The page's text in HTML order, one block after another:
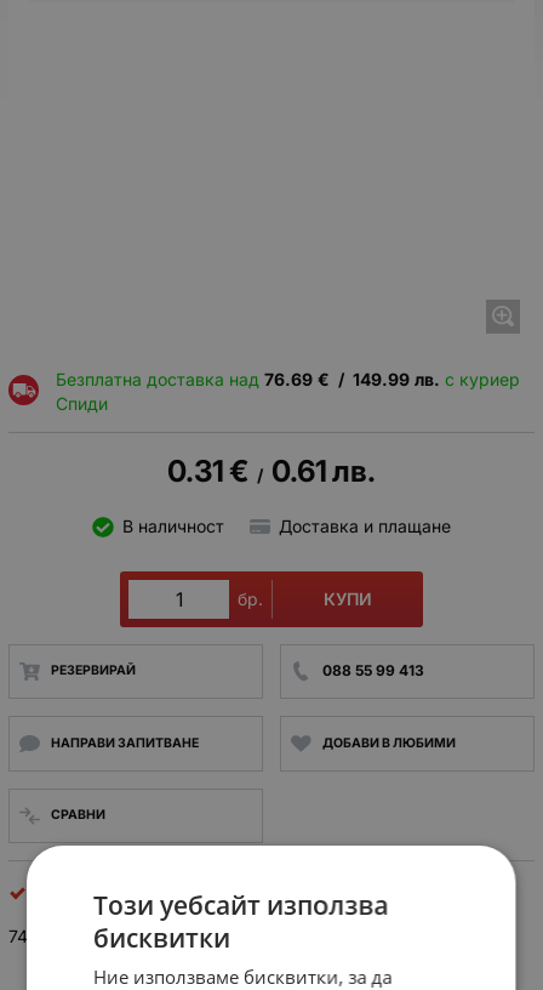
Безплатна доставка над 76.69 € / 149.99 лв. с куриер
Спиди
0.31€ / 0.61лв.
В наличност Доставка и плащане
бр. КУПИ
РЕЗЕРВИРАЙ 088 55 99 413
НАПРАВИ ЗАПИТВАНЕ ДОБАВИ В ЛЮБИМИ
СРАВНИ
интегрални схеми
74 LS 165
Този уебсайт използва
бисквитки
Ние използваме бисквитки, за да